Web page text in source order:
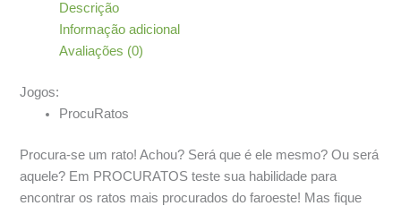
Descrição
Informação adicional
Avaliações (0)
Jogos:
ProcuRatos
Procura-se um rato! Achou? Será que é ele mesmo? Ou será
aquele? Em PROCURATOS teste sua habilidade para
encontrar os ratos mais procurados do faroeste! Mas fique